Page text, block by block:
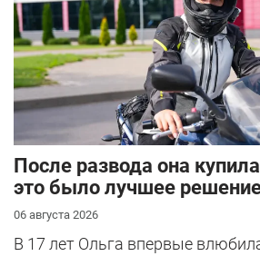
После развода она
это было лучшее
06 августа 2026
В 17 лет Ольга впервые